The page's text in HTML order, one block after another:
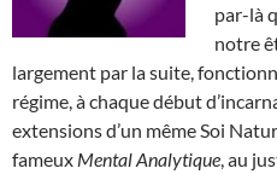
par-là
notre
largement par la suite,
régime, à chaque début
extensions d’un même Soi
fameux Mental Analytique , au